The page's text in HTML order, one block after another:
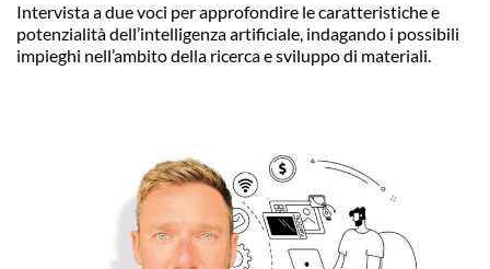
Intervista a due voci per approfondire le caratteristiche e
potenzialità dell’intelligenza artificiale, indagando i possibili
impieghi nell’ambito della ricerca e sviluppo di materiali.